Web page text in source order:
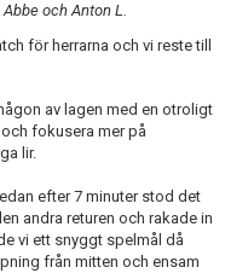
och Anton L.
för herrarna och vi reste till
av lagen med en otroligt
fokusera mer på
lir.
efter 7 minuter stod det
andra returen och rakade in
vi ett snyggt spelmål då
från mitten och ensam